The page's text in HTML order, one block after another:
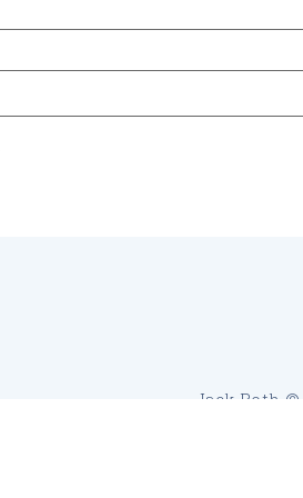
Jack Roth